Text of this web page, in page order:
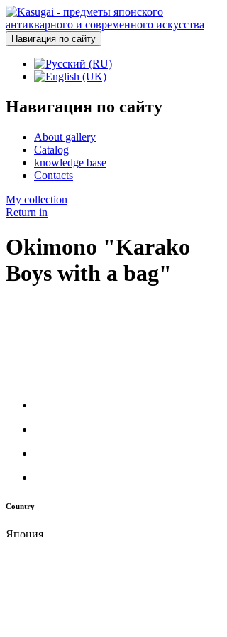
Навигация по сайту
Навигация по сайту
About gallery
Catalog
knowledge base
Contacts
My collection
Return in
Okimono "Karako
Boys with a bag"
Country
Япония